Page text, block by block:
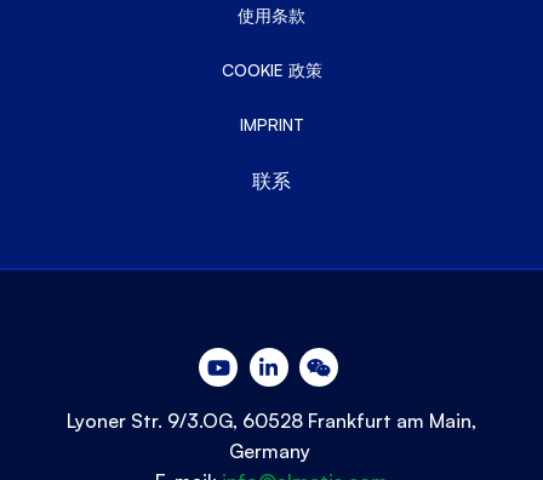
使用条款
COOKIE 政策
IMPRINT
联系
Lyoner Str. 9/3.OG, 60528 Frankfurt am Main,
Germany